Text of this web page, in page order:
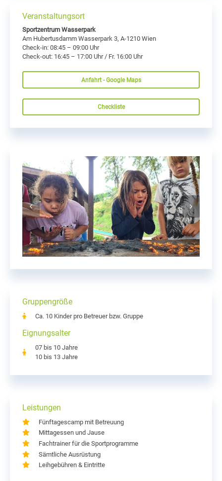
Veranstaltungsort
Sportzentrum Wasserpark
Am Hubertusdamm Wasserpark 3, A-1210 Wien
Check-in: 08:45 – 09:00 Uhr
Check-out: 16:45 – 17:00 Uhr / Fr. 16:00 Uhr
Anfahrt - Google Maps
Checkliste
Gruppengröße
Ca. 10 Kinder pro Betreuer bzw. Gruppe
Eignungsalter
07 bis 10 Jahre
10 bis 13 Jahre
Leistungen
Fünftagescamp mit Betreuung
Mittagessen und Jause
Fachtrainer für die Sportprogramme
Sämtliche Ausrüstung
Leihgebühren & Eintritte